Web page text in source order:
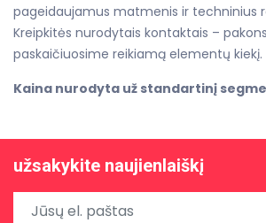
pageidaujamus matmenis ir techninius
Kreipkitės nurodytais kontaktais –
paskaičiuosime reikiamą elementų kiekį.
Kaina nurodyta už standartinį
užsakykite naujienlaiškį